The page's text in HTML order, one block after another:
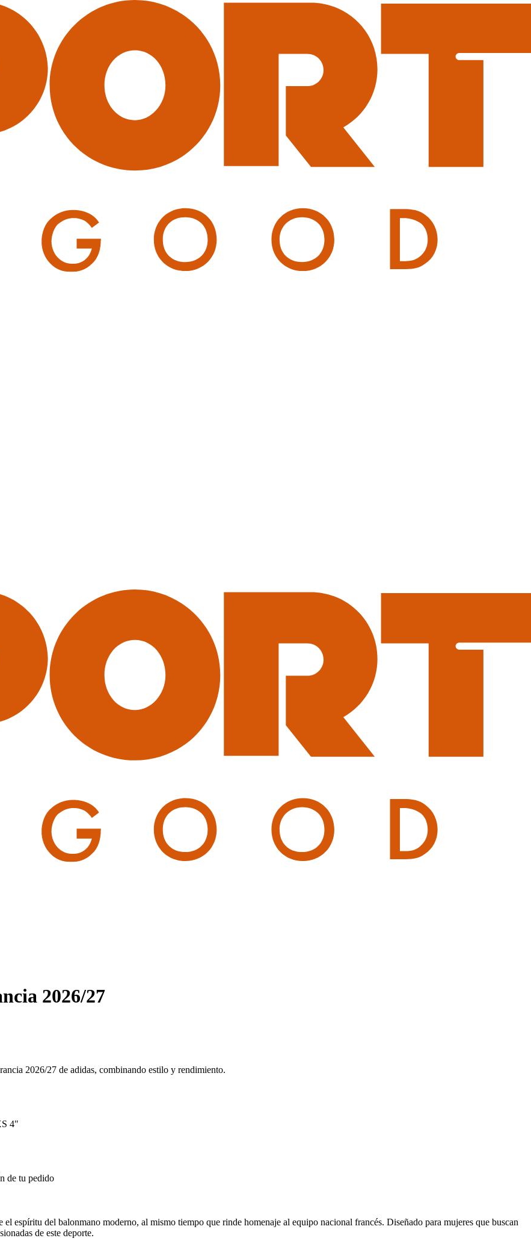
2026/27
2026/27 de adidas, combinando estilo y rendimiento.
4"
de tu pedido
espíritu del balonmano moderno, al mismo tiempo que rinde homenaje al equipo nacional francés. Diseñado para mujeres que buscan
de este deporte.